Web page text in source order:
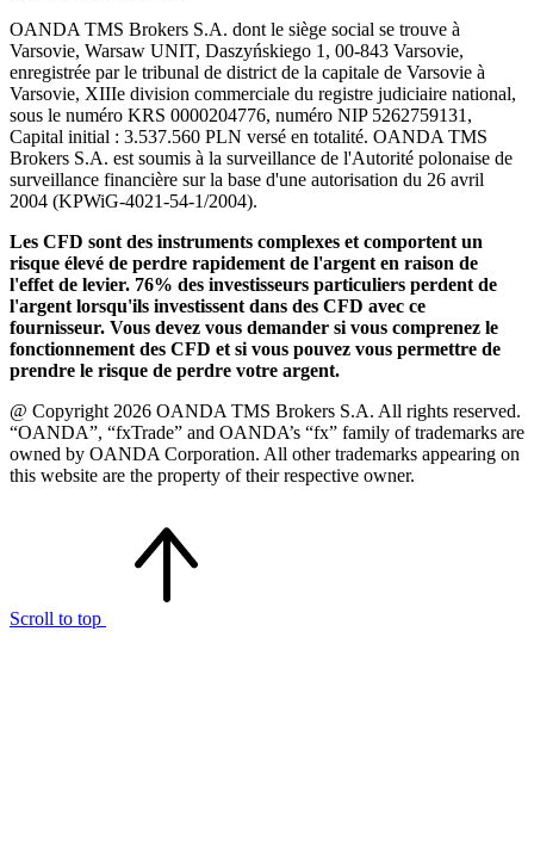
OANDA TMS Brokers S.A. dont le siège social se trouve à
Varsovie, Warsaw UNIT, Daszyńskiego 1, 00-843 Varsovie,
enregistrée par le tribunal de district de la capitale de Varsovie à
Varsovie, XIIIe division commerciale du registre judiciaire national,
sous le numéro KRS 0000204776, numéro NIP 5262759131,
Capital initial : 3.537.560 PLN versé en totalité. OANDA TMS
Brokers S.A. est soumis à la surveillance de l'Autorité polonaise de
surveillance financière sur la base d'une autorisation du 26 avril
2004 (KPWiG-4021-54-1/2004).
Les CFD sont des instruments complexes et comportent un
risque élevé de perdre rapidement de l'argent en raison de
l'effet de levier. 76% des investisseurs particuliers perdent de
l'argent lorsqu'ils investissent dans des CFD avec ce
fournisseur. Vous devez vous demander si vous comprenez le
fonctionnement des CFD et si vous pouvez vous permettre de
prendre le risque de perdre votre argent.
@ Copyright 2026 OANDA TMS Brokers S.A. All rights reserved.
“OANDA”, “fxTrade” and OANDA’s “fx” family of trademarks are
owned by OANDA Corporation. All other trademarks appearing on
this website are the property of their respective owner.
Scroll to top